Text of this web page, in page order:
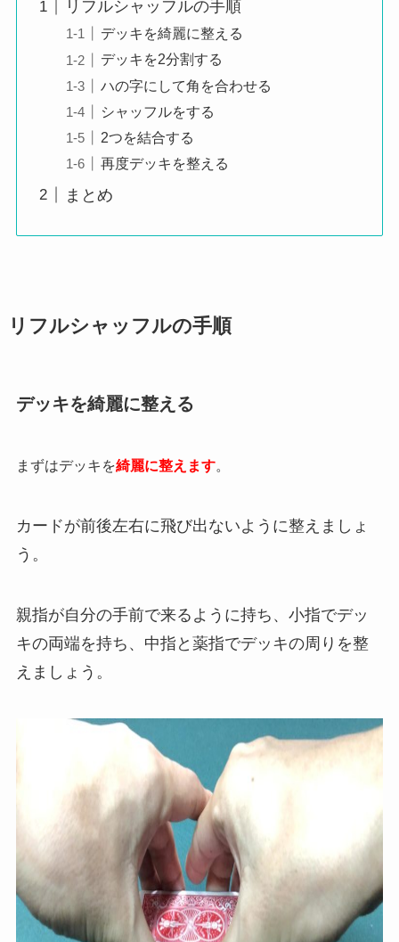
リフルシャッフルの手順
デッキを綺麗に整える
デッキを2分割する
ハの字にして角を合わせる
シャッフルをする
2つを結合する
再度デッキを整える
まとめ
リフルシャッフルの手順
デッキを綺麗に整える
まずはデッキを綺麗に整えます。
カードが前後左右に飛び出ないように整えましょ
う。
親指が自分の手前で来るように持ち、小指でデッ
キの両端を持ち、中指と薬指でデッキの周りを整
えましょう。